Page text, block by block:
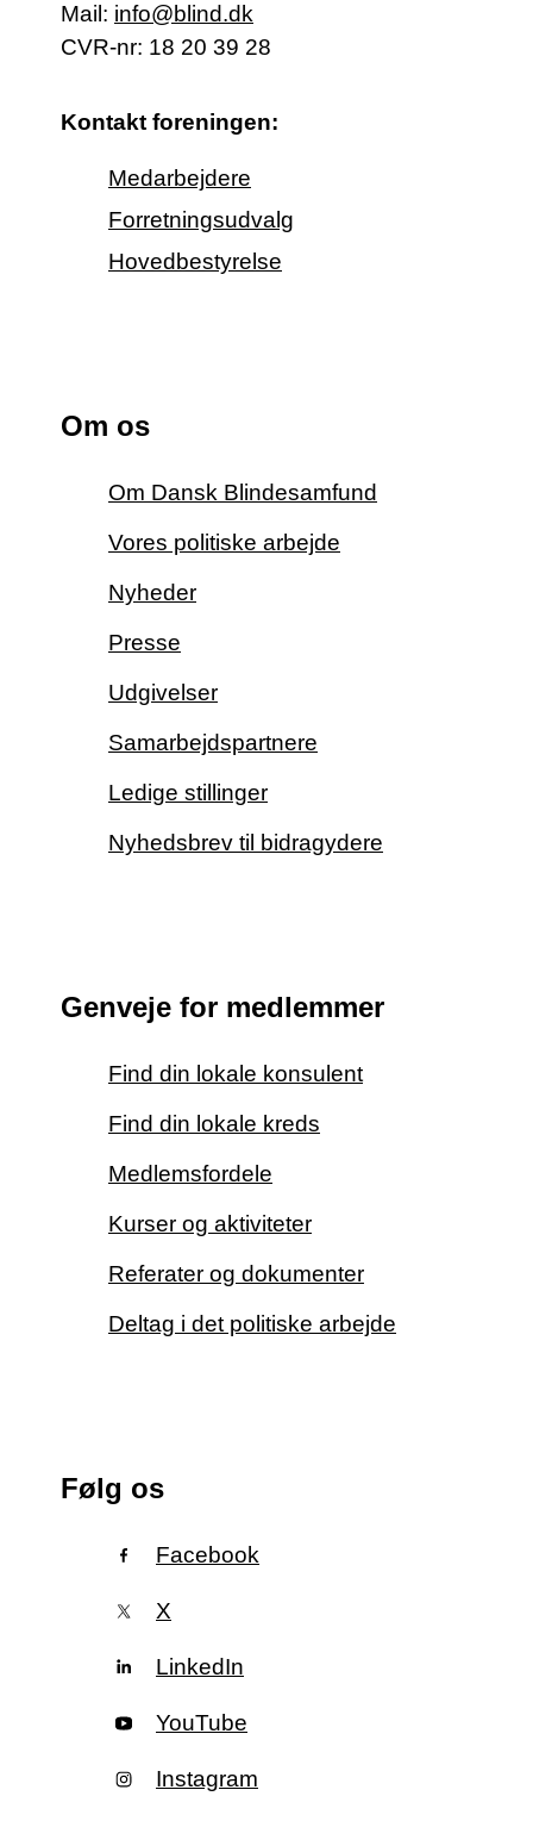
Mail: info@blind.dk
CVR-nr: 18 20 39 28
Kontakt foreningen:
Medarbejdere
Forretningsudvalg
Hovedbestyrelse
Om os
Om Dansk Blindesamfund
Vores politiske arbejde
Nyheder
Presse
Udgivelser
Samarbejdspartnere
Ledige stillinger
Nyhedsbrev til bidragydere
Genveje for medlemmer
Find din lokale konsulent
Find din lokale kreds
Medlemsfordele
Kurser og aktiviteter
Referater og dokumenter
Deltag i det politiske arbejde
Følg os
Facebook
X
LinkedIn
YouTube
Instagram